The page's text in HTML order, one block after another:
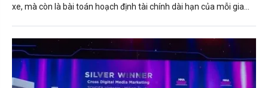
xe, mà còn là bài toán hoạch định tài chính dài hạn của mỗi gia
lên như một hình mẫu tiên phong về công nghệ, an toàn và sức
mạnh dẫn đầu.